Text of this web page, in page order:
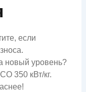
если
новый уровень?
350 кВт/кг.